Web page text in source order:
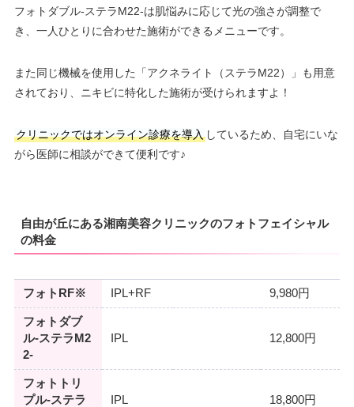
フォトダブル-ステラM22-は肌悩みに応じて光の強さが調整で
き、一人ひとりに合わせた施術ができるメニューです。
また同じ機械を使用した「アクネライト（ステラM22）」も用意
されており、ニキビに特化した施術が受けられますよ！
クリニックではオンライン診療を導入しているため、自宅にいな
がら医師に相談ができて便利です♪
自由が丘にある湘南美容クリニックのフォトフェイシャル
の料金
フォトRF※ IPL+RF 9,980円
フォトダブ
ル-ステラM2
2-
IPL 12,800円
フォトトリ
プル-ステラ
IPL 18,800円